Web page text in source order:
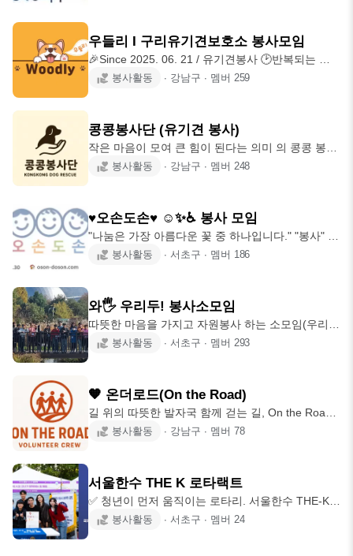
명서 그 외 서류는 임원 회의 후 승인 2. 8090년대생
(직장인, 대학원생이상) 3. 사회에 봉사하며 본인의
일에대한 사명을 가지고 최선을 다하시는 분들
⭐️Insta: @seoul.gia.rotary 🙋‍♀️ 봉사활동/모임 2026
우들리 I 구리유기견보호소 봉사모임
🎉Since 2025. 06. 21 / 유기견봉사 🕑반복되는 지
루한 일상에서 벗어나 새로운 사람들도 만나고 기분
보세요🥰 (🐈고양이도 있어요😉) 🐶 우들리 | Wood
+ Friendly 숲속에서 유기견과 친구하자는 뜻입니
다. ⭐️우들리는 이런 모임이에요⭐️ 📍누가 와도 적응
할 수 있는 분위기👍 📍30분간의 신나는 드라이브🚘
🗓️
봉사활동 ∙ 강남구 ∙ 멤버 259
콩콩봉사단 (유기견 봉사)
작은 마음이 모여 큰 힘이 된다는 의미 의 콩콩 봉사
단 입니다 💕 🐶🫶🏻🐶 쓰레기 줄이기를 지향합니다
식사시 15000원 봉사만 진행시 5000원 모든 비용은
투명하게 공개되며 남은금액 전액 기부됩니다✨ 봉
사 가입 문의 소모임 : 콩콩봉사단 카카오톡 오픈채
팅 : 콩콩봉사단 카카오톡 아이디 : smileguri 문의사
목적으로
봉사활동 ∙ 강남구 ∙ 멤버 248
♥오손도손♥ ☺✨♿ 봉사 모임
"나눔은 가장 아름다운 꽃 중 하나입니다." "봉사" 국
가나 사회 또는 남을 위하여 자신의 힘을 바쳐 애씀.
활동 둘째주 (토) 👶은평천사원 아동보육 둘째주
(토) 🍞빵만들기 봉사활동 둘째주 (일) 🍚명동성당
"명동밥집" 무료급식소 셋째주 (토) 👵독거어르신 생
봉사활동 ∙ 서초구 ∙ 멤버 186
와🖐 우리두! 봉사소모임
따뜻한 마음을 가지고 자원봉사 하는 소모임(우리
두)입니다~❤ 와! 우리Do 사랑을 나눌 수 있어요🤗
락보린원 🐣 사랑을 나누며 더 큰 기쁨 뿜뿜!!😝
🔸️VMS(봉사인증) 등록됩니다!! 봉사든 벙개든 뒤풀
이든 모두 자유!🤹‍♂️🤹‍♀️ 봉사도 열심히! 놀 때도 열심
히! 함께 모여 즐겁고 재미난 추억 만들어봐요😊 😢
봉사활동 ∙ 서초구 ∙ 멤버 293
🧡 온더로드(On the Road)
길 위의 따뜻한 발자국 함께 걷는 길, On the Road
🧡 환영합니다! 온더로드와 함께 봉사해요🫶 since
한 분야의 직업군과 커뮤니케이션 하며 활동 할 직
장인 청년🙋‍♂️🙋‍♀️ ❌ 영업, 종교권유, 이성작업목적 가
입금지 ❌ 🗓 2026년 하반기 봉사 및 활동일정 7/1 **
5기 멤버십 시작 ** 7/19 제37차 노숙인 배식봉사
봉사활동 ∙ 강남구 ∙ 멤버 78
서울한수 THE K 로타랙트
✅️ 청년이 먼저 움직이는 로타리. 서울한수 THE-K
로타랙트는 로타리의 핵심 정신 '초아의 봉사
봉사활동 ∙ 서초구 ∙ 멤버 24